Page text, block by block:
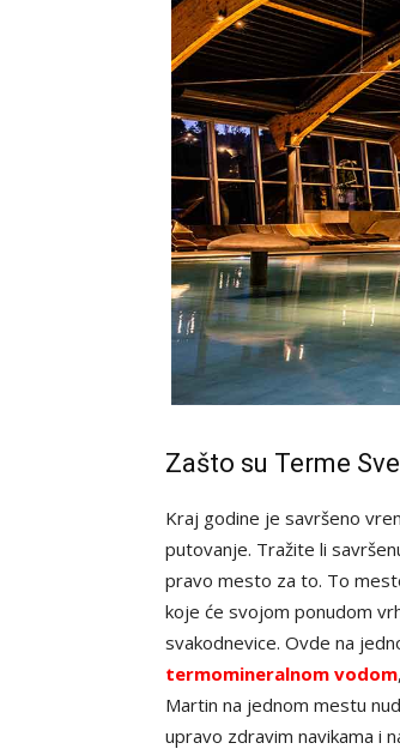
Zašto su Terme
Kraj godine je savršeno
putovanje. Tražite li
pravo mesto za to. To
koje će svojom ponudom
svakodnevice. Ovde na
termomineralnom vodom
Martin na jednom mestu
upravo zdravim navikama i